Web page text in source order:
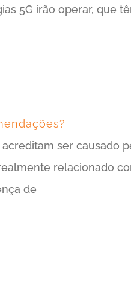
5G irão operar, que
ser causado
relacionado
de